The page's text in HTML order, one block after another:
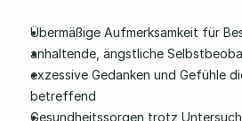
Übermäßige Aufmerksamkeit für
anhaltende, ängstliche
exzessive Gedanken und Gefühle
betreffend
Gesundheitssorgen trotz